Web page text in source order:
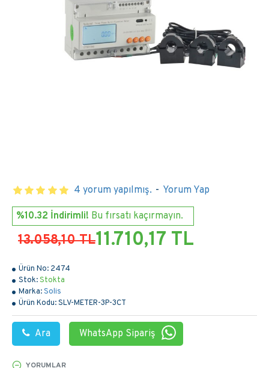
Ürün No: 2474
Stok:Stokta
Marka:Solis
Ürün Kodu:SLV-METER-3P-3CT
Ara WhatsApp Sipariş
4 yorum yapılmış. - Yorum Yap
%10.32 İndirimli! Bu fırsatı kaçırmayın.
13.058,10 TL11.710,17 TL
YORUMLAR